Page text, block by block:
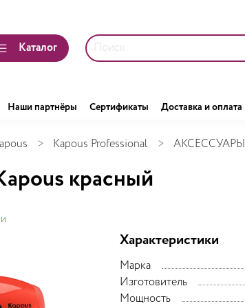
Каталог
Наши партнёры Сертификаты Доставка и оплата
Kapous Professional АКСЕССУАРЫ
красный
Характеристики
Марка
Изготовитель
Мощность